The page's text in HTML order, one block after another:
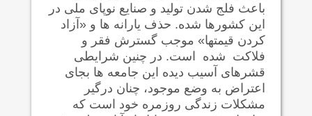
باعث فلج شدن تولید و صنایع نوپای ملی در
این کشورها شده. حذف یارانه ها و «آزاد
کردن قیمتها» موجب گسترش فقر و
فلاکت شده است. در چنین شرایطی
قشرهای آسیب دیده این جامعه ها بجای
اعتراض به وضع موجود، چنان درگیر
مشکلات زندگی روزمره خود است که